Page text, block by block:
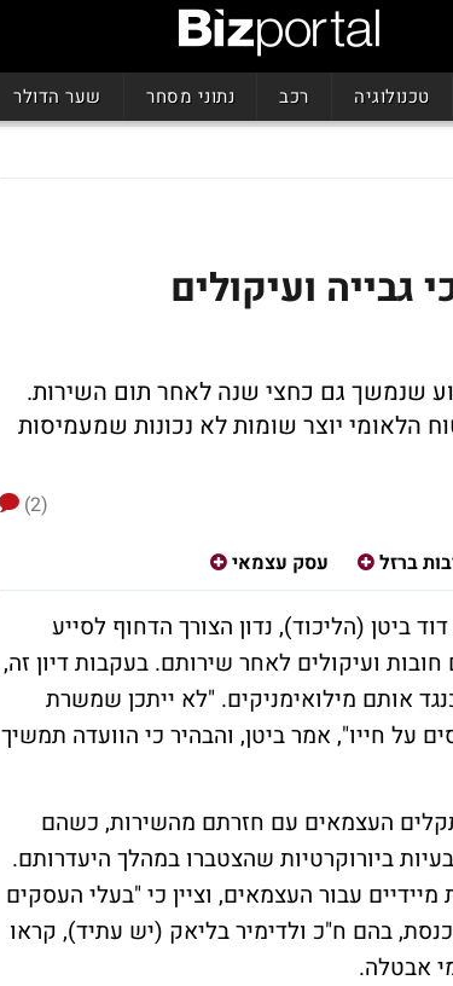
טכנולוגיה רכב נתוני מסחר שער הדולר
ועיקולים
שנמשך גם כחצי שנה לאחר תום השירות.
הלאומי יוצר שומות לא נכונות שמעמיסות
(2)
ברזל עסק עצמאי
ביטן (הליכוד), נדון הצורך הדחוף לסייע
ועיקולים לאחר שירותם. בעקבות דיון זה,
אותם מילואימניקים. "לא ייתכן שמשרת
על חייו", אמר ביטן, והבהיר כי הוועדה תמשיך
העצמאים עם חזרתם מהשירות, כשהם
ביורוקרטיות שהצטברו במהלך היעדרותם.
עבור העצמאים, וציין כי "בעלי העסקים
בהם ח"כ ולדימיר בליאק (יש עתיד), קראו
אבטלה.